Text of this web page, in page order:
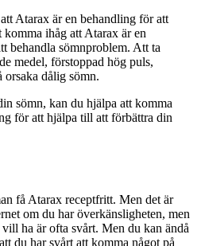
Atarax är en behandling för att
komma ihåg att Atarax är en
behandla sömnproblem. Att ta
medel, förstoppad hög puls,
orsaka dålig sömn.
sömn, kan du hjälpa att komma
för att hjälpa till att förbättra din
få Atarax receptfritt. Men det är
om du har överkänsligheten, men
ha är ofta svårt. Men du kan ändå
du har svårt att komma något på